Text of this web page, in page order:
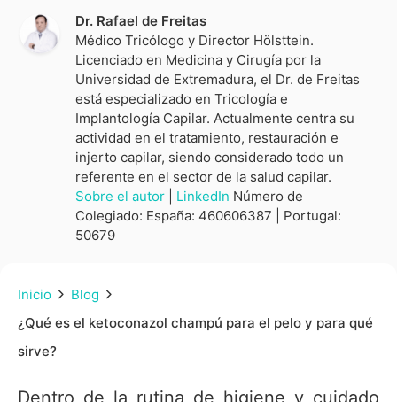
Dr. Rafael de Freitas
Médico Tricólogo y Director Hölsttein.
Licenciado en Medicina y Cirugía por la
Universidad de Extremadura, el Dr. de Freitas
está especializado en Tricología e
Implantología Capilar. Actualmente centra su
actividad en el tratamiento, restauración e
injerto capilar, siendo considerado todo un
referente en el sector de la salud capilar.
Sobre el autor
LinkedIn Número de
Colegiado: España: 460606387 | Portugal:
50679
Inicio
Blog
¿Qué es el ketoconazol champú para el pelo y para qué
sirve?
Dentro de la rutina de higiene y cuidado